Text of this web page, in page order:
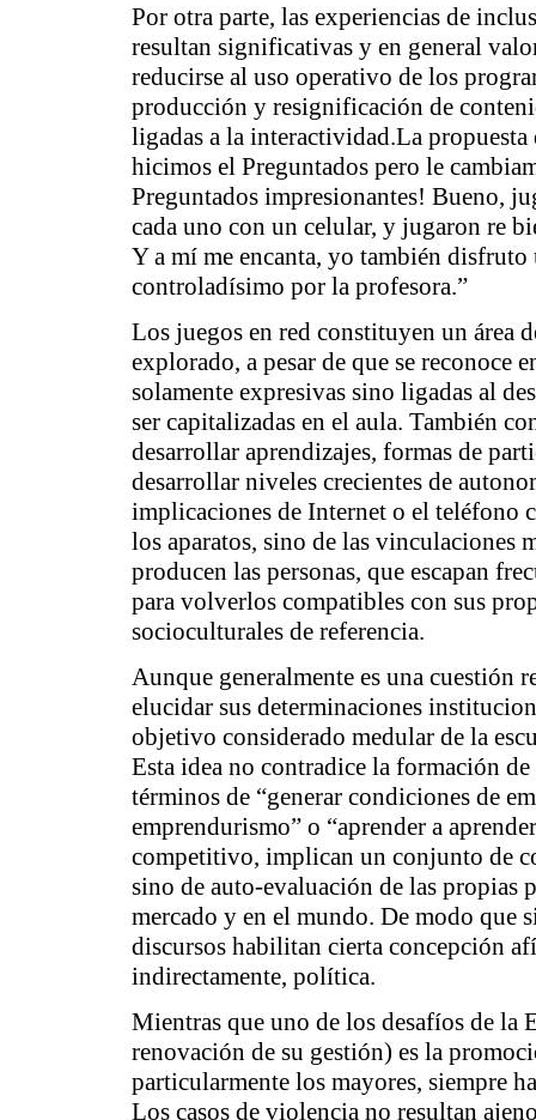
Por otra parte, las experiencias de
resultan significativas y en general
reducirse al uso operativo de los
producción y resignificación de
ligadas a la interactividad.La
hicimos el Preguntados pero le
Preguntados impresionantes! Bueno,
cada uno con un celular, y jugaron re
Y a mí me encanta, yo también
controladísimo por la profesora.”
Los juegos en red constituyen un área
explorado, a pesar de que se reconoce
solamente expresivas sino ligadas al
ser capitalizadas en el aula. También
desarrollar aprendizajes, formas de
desarrollar niveles crecientes de
implicaciones de Internet o el teléfono
los aparatos, sino de las vinculaciones
producen las personas, que escapan
para volverlos compatibles con sus
socioculturales de referencia.
Aunque generalmente es una cuestión
elucidar sus determinaciones
objetivo considerado medular de la
Esta idea no contradice la formación
términos de “generar condiciones de
emprendurismo” o “aprender a
competitivo, implican un conjunto de
sino de auto-evaluación de las
mercado y en el mundo. De modo que
discursos habilitan cierta concepción
indirectamente, política.
Mientras que uno de los desafíos de la
renovación de su gestión) es la
particularmente los mayores, siempre
Los casos de violencia no resultan